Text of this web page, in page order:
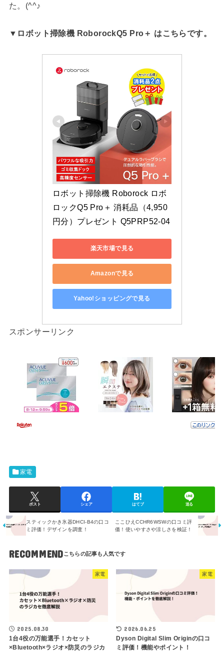
た。(^^♪
▼ロボット掃除機 RoborockQ5 Pro＋ はこちらです。
ロボット掃除機 Roborock ロボ
ロックQ5 Pro＋ 消耗品（4,950
円分）プレゼント Q5PRP52-04
楽天市場で見る
Amazonで見る
Yahoo!ショッピングで見る
スポンサーリンク
家電
ポスト シェア はてブ 送る
スティックかき氷器DHCI-B4の口コ
ミ評価！デザインを調査！
ここひえCCHR6WSWの口コミ評
価！使いやすさや涼しさを検証！
RECOMMEND
家電
2025.08.30
1台4役の万能選手！カセット
×Bluetooth×ラジオ×防災のラジカ
家電
2026.06.25
Dyson Digital Slim Originの口コ
ミ評価！機能やポイント！